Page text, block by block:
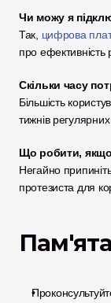
Чи можу я
Так, цифрова
про ефективність
Скільки часу
Більшість
тижнів регулярних
Що робити,
Негайно
протезиста для